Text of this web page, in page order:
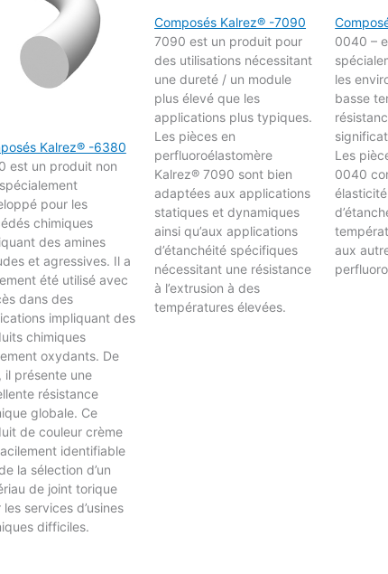
Kalrez® -6380
est un produit non
pour les
chimiques
des amines
et agressives. Il a
été utilisé avec
dans des
impliquant des
chimiques
oxydants. De
il présente une
résistance
globale. Ce
de couleur crème
identifiable
la sélection d’un
de joint torique
les services d’usines
difficiles.
Composés Kalrez® -7090
7090 est un produit pour
des utilisations nécessitant
une dureté / un module
plus élevé que les
applications plus typiques.
Les pièces en
perfluoroélastomère
Kalrez® 7090 sont bien
adaptées aux applications
statiques et dynamiques
ainsi qu’aux applications
d’étanchéité spécifiques
nécessitant une résistance
à l’extrusion à des
températures élevées.
0040 –
les
basse
Les
0040
aux